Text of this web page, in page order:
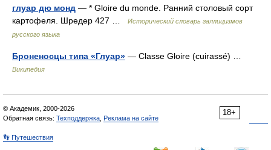
глуар дю монд — * Gloire du monde. Ранний столовый сорт
картофеля. Шредер 427 …
Исторический словарь галлицизмов
русского языка
Броненосцы типа «Глуар» — Classe Gloire (cuirassé) …
Википедия
18+
© Академик, 2000-2026
Обратная связь: Техподдержка Реклама на сайте
👣 Путешествия